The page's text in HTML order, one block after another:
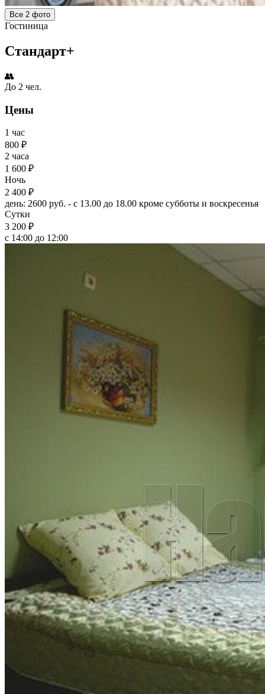
Все 2 фото
Гостиница
Стандарт+
👥
До 2 чел.
Цены
1 час
800 ₽
2 часа
1 600 ₽
Ночь
2 400 ₽
день: 2600 руб. - с 13.00 до 18.00 кроме субботы и воскресенья
Сутки
3 200 ₽
с 14:00 до 12:00